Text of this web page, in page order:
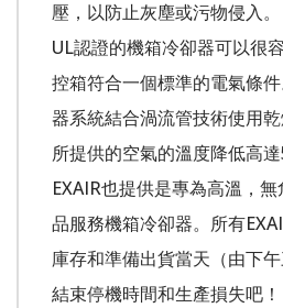
壓，以防止灰塵或污物侵入
UL認證的機箱冷卻器可以很
控箱符合一個標準的電氣條
器系統結合渦流管技術使用
所提供的空氣的溫度降低高
EXAIR也提供是專為高溫，
品服務機箱冷卻器。所有
庫存和準備出貨當天（由下午
結束停機時間和生產損失吧！